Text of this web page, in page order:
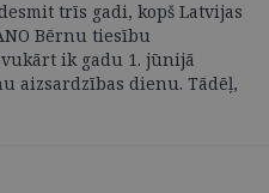
trīs gadi, kopš Latvijas
Bērnu tiesību
ik gadu 1. jūnijā
aizsardzības dienu. Tādēļ,